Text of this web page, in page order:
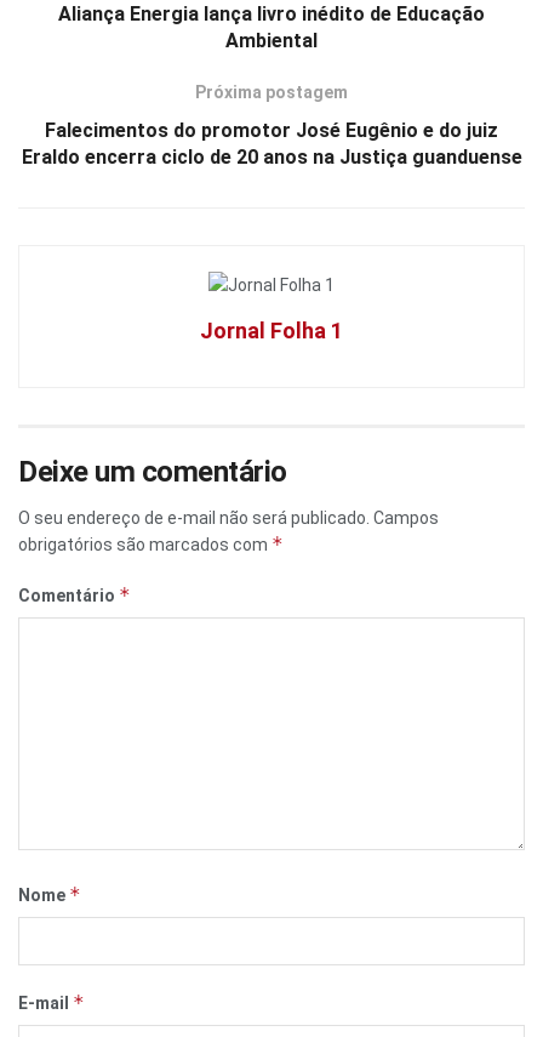
Aliança Energia lança livro inédito de Educação
Ambiental
Próxima postagem
Falecimentos do promotor José Eugênio e do juiz
Eraldo encerra ciclo de 20 anos na Justiça guanduense
Jornal Folha 1
Deixe um comentário
O seu endereço de e-mail não será publicado. Campos
obrigatórios são marcados com *
Comentário *
Nome *
E-mail *